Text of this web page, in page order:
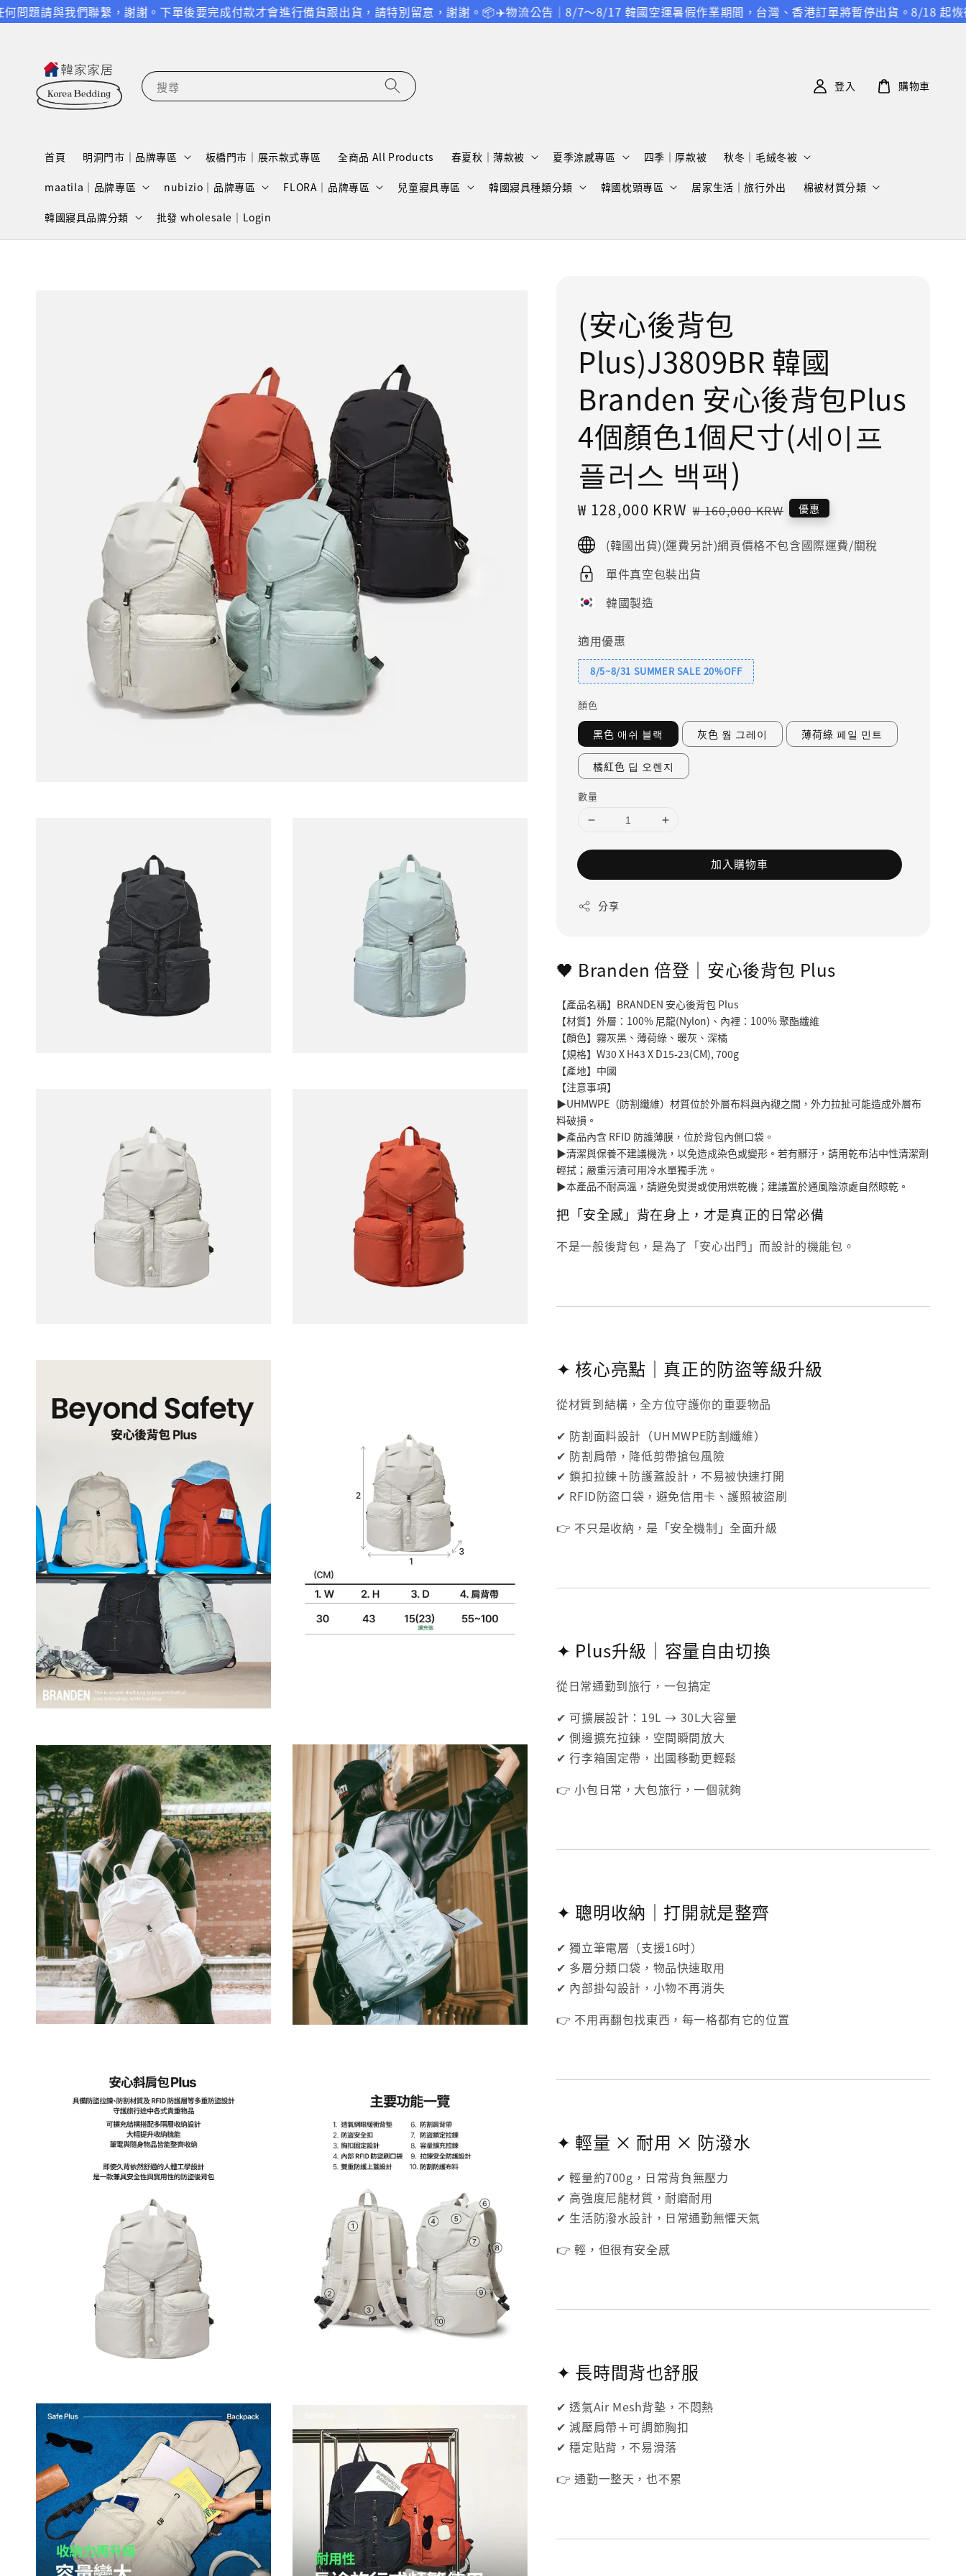
們聯繫，謝謝。下單後要完成付款才會進行備貨跟出貨，請特別留意，謝謝。📦✈️物流公告｜8/7～8/17 韓國空運暑假作業期間，台灣、香港訂單將暫停出貨。8/18 起恢復正常配送
搜尋
首頁 明洞門市｜品牌專區 板橋門市｜展示款式專區 全商品 All Products 春夏秋｜薄款被 夏季涼感專區 四季｜厚款被 秋冬｜毛絨冬被
maatila｜品牌專區 nubizio｜品牌專區 FLORA｜品牌專區 兒童寢具專區 韓國寢具種類分類 韓國枕頭專區 居家生活｜旅行外出 棉被材質分類
韓國寢具品牌分類 批發 wholesale｜Login
登入 購物車
(安心後背包
Plus)J3809BR 韓國
Branden 安心後背包Plus
4個顏色1個尺寸(세이프
플러스 백팩)
Sale
price
₩ 128,000 KRW Regular
₩ 160,000 KRW 優惠
(韓國出貨)(運費另計)網頁價格不包含國際運費/關稅
單件真空包裝出貨
韓國製造
適用優惠
8/5~8/31 SUMMER SALE 20%OFF
顏色
黑色 애쉬 블랙 灰色 웜 그레이 薄荷綠 페일 민트
橘紅色 딥 오렌지
數量
加入購物車
分享
🖤 Branden 倍登｜安心後背包 Plus
【產品名稱】BRANDEN 安心後背包 Plus
【材質】外層：100% 尼龍(Nylon)、內裡：100% 聚酯纖維
【顏色】霧灰黑、薄荷綠、暖灰、深橘
【規格】W30 X H43 X D15-23(CM), 700g
【產地】中國
【注意事項】
▶UHMWPE（防割纖維）材質位於外層布料與內襯之間，外力拉扯可能造成外層布
料破損。
▶產品內含 RFID 防護薄膜，位於背包內側口袋。
▶清潔與保養不建議機洗，以免造成染色或變形。若有髒汙，請用乾布沾中性清潔劑
輕拭；嚴重污漬可用冷水單獨手洗。
▶本產品不耐高溫，請避免熨燙或使用烘乾機；建議置於通風陰涼處自然晾乾。
把「安全感」背在身上，才是真正的日常必備
不是一般後背包，是為了「安心出門」而設計的機能包。
✦ 核心亮點｜真正的防盜等級升級
從材質到結構，全方位守護你的重要物品
✔ 防割面料設計（UHMWPE防割纖維）
✔ 防割肩帶，降低剪帶搶包風險
✔ 鎖扣拉鍊＋防護蓋設計，不易被快速打開
✔ RFID防盜口袋，避免信用卡、護照被盜刷
👉 不只是收納，是「安全機制」全面升級
✦ Plus升級｜容量自由切換
從日常通勤到旅行，一包搞定
✔ 可擴展設計：19L → 30L大容量
✔ 側邊擴充拉鍊，空間瞬間放大
✔ 行李箱固定帶，出國移動更輕鬆
👉 小包日常，大包旅行，一個就夠
✦ 聰明收納｜打開就是整齊
✔ 獨立筆電層（支援16吋）
✔ 多層分類口袋，物品快速取用
✔ 內部掛勾設計，小物不再消失
👉 不用再翻包找東西，每一格都有它的位置
✦ 輕量 × 耐用 × 防潑水
✔ 輕量約700g，日常背負無壓力
✔ 高強度尼龍材質，耐磨耐用
✔ 生活防潑水設計，日常通勤無懼天氣
👉 輕，但很有安全感
✦ 長時間背也舒服
✔ 透氣Air Mesh背墊，不悶熱
✔ 減壓肩帶＋可調節胸扣
✔ 穩定貼背，不易滑落
👉 通勤一整天，也不累